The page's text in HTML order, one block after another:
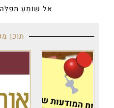
אל שׁוֹמֵעַ תְּפִלָּה
תוכן